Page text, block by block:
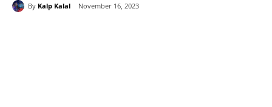
By Kalp Kalal November 16, 2023